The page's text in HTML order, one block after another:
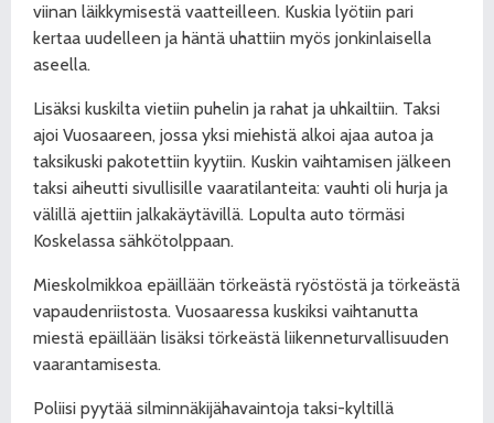
viinan läikkymisestä vaatteilleen. Kuskia lyötiin pari
kertaa uudelleen ja häntä uhattiin myös jonkinlaisella
aseella.
Lisäksi kuskilta vietiin puhelin ja rahat ja uhkailtiin. Taksi
ajoi Vuosaareen, jossa yksi miehistä alkoi ajaa autoa ja
taksikuski pakotettiin kyytiin. Kuskin vaihtamisen jälkeen
taksi aiheutti sivullisille vaaratilanteita: vauhti oli hurja ja
välillä ajettiin jalkakäytävillä. Lopulta auto törmäsi
Koskelassa sähkötolppaan.
Mieskolmikkoa epäillään törkeästä ryöstöstä ja törkeästä
vapaudenriistosta. Vuosaaressa kuskiksi vaihtanutta
miestä epäillään lisäksi törkeästä liikenneturvallisuuden
vaarantamisesta.
Poliisi pyytää silminnäkijähavaintoja taksi-kyltillä